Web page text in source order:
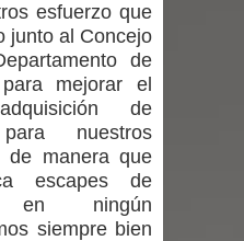
del Maule por su
$189 millones en
de PRODESAL
de Linares
esfuerzo que
junto al Concejo
de
mejorar el
de
para nuestros
de manera que
escapes de
en ningún
siempre bien